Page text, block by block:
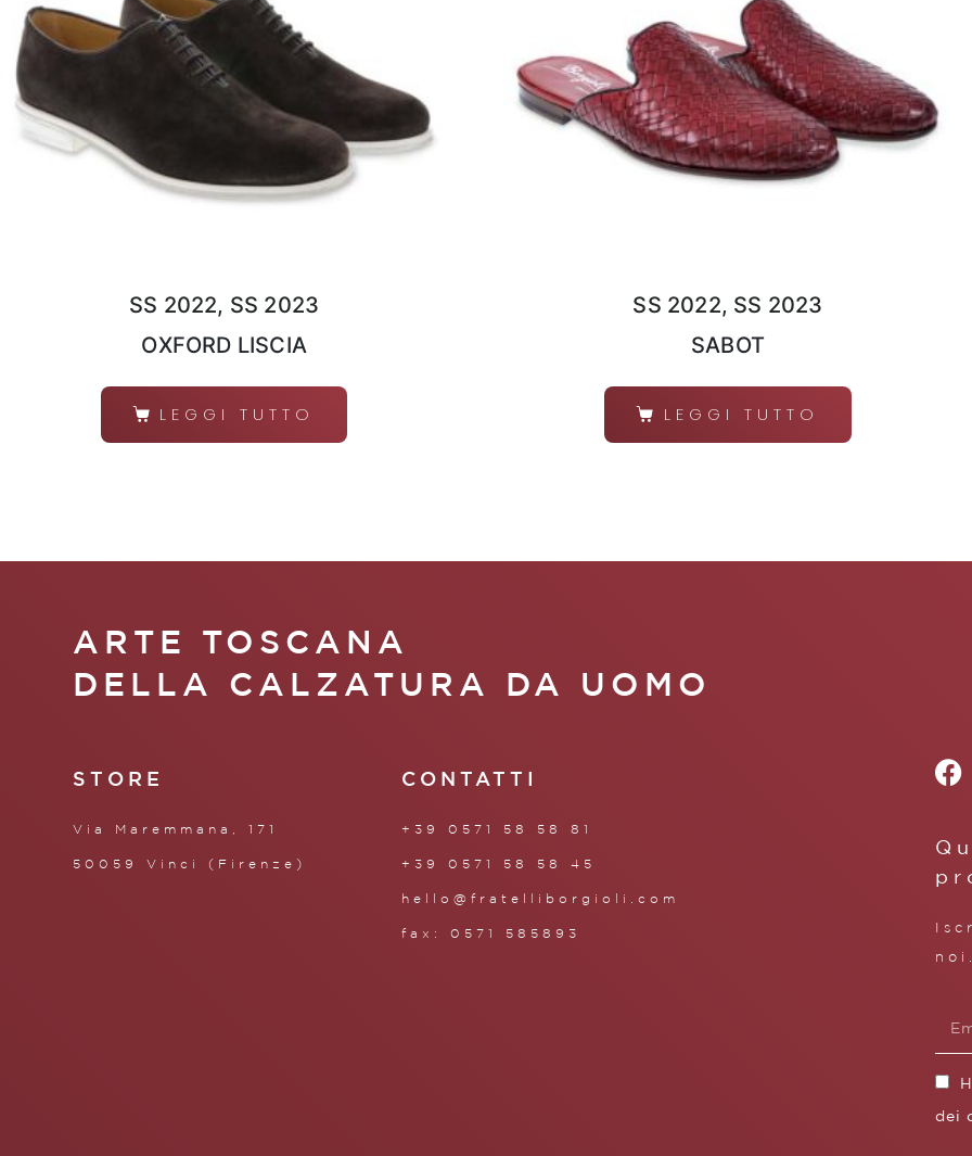
SS 2022, SS 2023
OXFORD LISCIA
LEGGI TUTTO
SS 2022, SS 2023
SABOT
LEGGI TUTTO
ARTE TOSCANA
DELLA CALZATURA DA UOMO
STORE
Via Maremmana, 171
50059 Vinci (Firenze)
CONTATTI
+39 0571 58 58 81
+39 0571 58 58 45
hello@fratelliborgioli.com
fax: 0571 585893
noi.
dei